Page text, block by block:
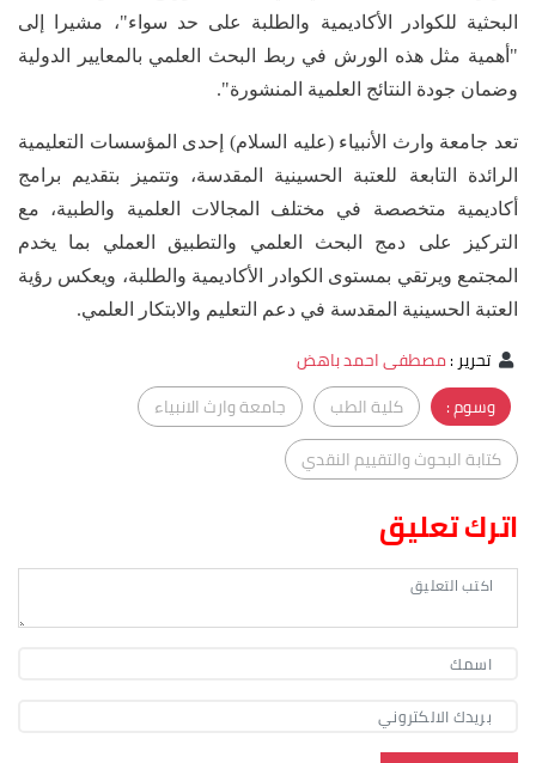
البحثية للكوادر الأكاديمية والطلبة على حد سواء"، مشيرا إلى
"أهمية مثل هذه الورش في ربط البحث العلمي بالمعايير الدولية
وضمان جودة النتائج العلمية المنشورة".
تعد جامعة وارث الأنبياء (عليه السلام) إحدى المؤسسات التعليمية
الرائدة التابعة للعتبة الحسينية المقدسة، وتتميز بتقديم برامج
أكاديمية متخصصة في مختلف المجالات العلمية والطبية، مع
التركيز على دمج البحث العلمي والتطبيق العملي بما يخدم
المجتمع ويرتقي بمستوى الكوادر الأكاديمية والطلبة، ويعكس رؤية
العتبة الحسينية المقدسة في دعم التعليم والابتكار العلمي.
تحرير:مصطفى احمد باهض
وسوم :
كلية الطب
جامعة وارث الانبياء
كتابة البحوث والتقييم النقدي
اترك تعليق